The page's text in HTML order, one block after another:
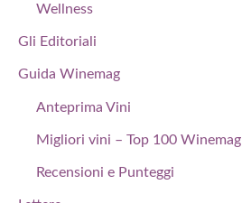
Wellness
Gli Editoriali
Guida Winemag
Anteprima Vini
Migliori vini – Top 100 Winemag
Recensioni e Punteggi